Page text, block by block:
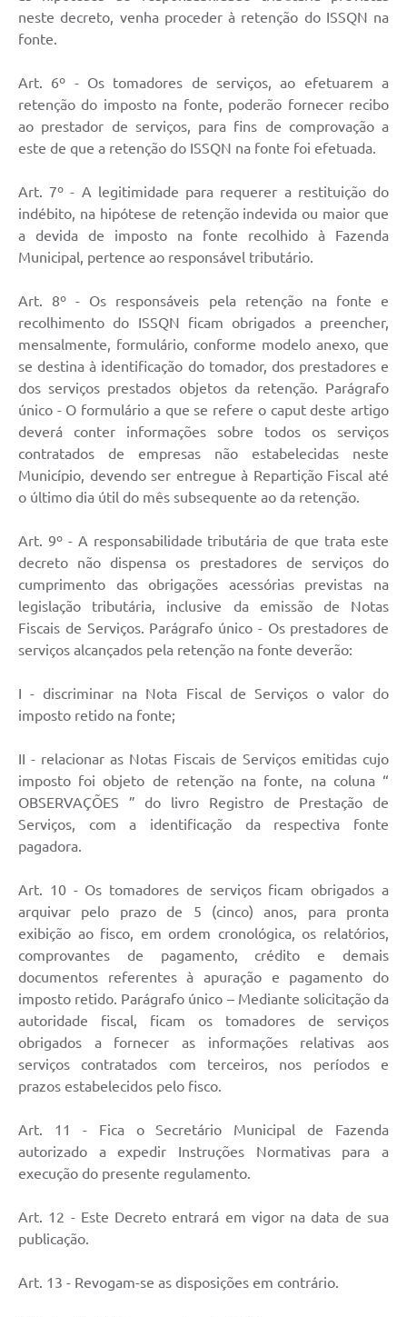
neste decreto, venha proceder à retenção do ISSQN na
fonte.
Art. 6º - Os tomadores de serviços, ao efetuarem a
retenção do imposto na fonte, poderão fornecer recibo
ao prestador de serviços, para fins de comprovação a
este de que a retenção do ISSQN na fonte foi efetuada.
Art. 7º - A legitimidade para requerer a restituição do
indébito, na hipótese de retenção indevida ou maior que
a devida de imposto na fonte recolhido à Fazenda
Municipal, pertence ao responsável tributário.
Art. 8º - Os responsáveis pela retenção na fonte e
recolhimento do ISSQN ficam obrigados a preencher,
mensalmente, formulário, conforme modelo anexo, que
se destina à identificação do tomador, dos prestadores e
dos serviços prestados objetos da retenção. Parágrafo
único - O formulário a que se refere o caput deste artigo
deverá conter informações sobre todos os serviços
contratados de empresas não estabelecidas neste
Município, devendo ser entregue à Repartição Fiscal até
o último dia útil do mês subsequente ao da retenção.
Art. 9º - A responsabilidade tributária de que trata este
decreto não dispensa os prestadores de serviços do
cumprimento das obrigações acessórias previstas na
legislação tributária, inclusive da emissão de Notas
Fiscais de Serviços. Parágrafo único - Os prestadores de
serviços alcançados pela retenção na fonte deverão:
I - discriminar na Nota Fiscal de Serviços o valor do
imposto retido na fonte;
II - relacionar as Notas Fiscais de Serviços emitidas cujo
imposto foi objeto de retenção na fonte, na coluna “
OBSERVAÇÕES ” do livro Registro de Prestação de
Serviços, com a identificação da respectiva fonte
pagadora.
Art. 10 - Os tomadores de serviços ficam obrigados a
arquivar pelo prazo de 5 (cinco) anos, para pronta
exibição ao fisco, em ordem cronológica, os relatórios,
comprovantes de pagamento, crédito e demais
documentos referentes à apuração e pagamento do
imposto retido. Parágrafo único – Mediante solicitação da
autoridade fiscal, ficam os tomadores de serviços
obrigados a fornecer as informações relativas aos
serviços contratados com terceiros, nos períodos e
prazos estabelecidos pelo fisco.
Art. 11 - Fica o Secretário Municipal de Fazenda
autorizado a expedir Instruções Normativas para a
execução do presente regulamento.
Art. 12 - Este Decreto entrará em vigor na data de sua
publicação.
Art. 13 - Revogam-se as disposições em contrário.